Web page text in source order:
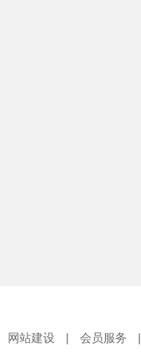
网站建设 | 会员服务 |